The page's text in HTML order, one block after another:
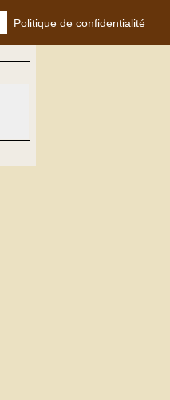
Politique de confidentialité